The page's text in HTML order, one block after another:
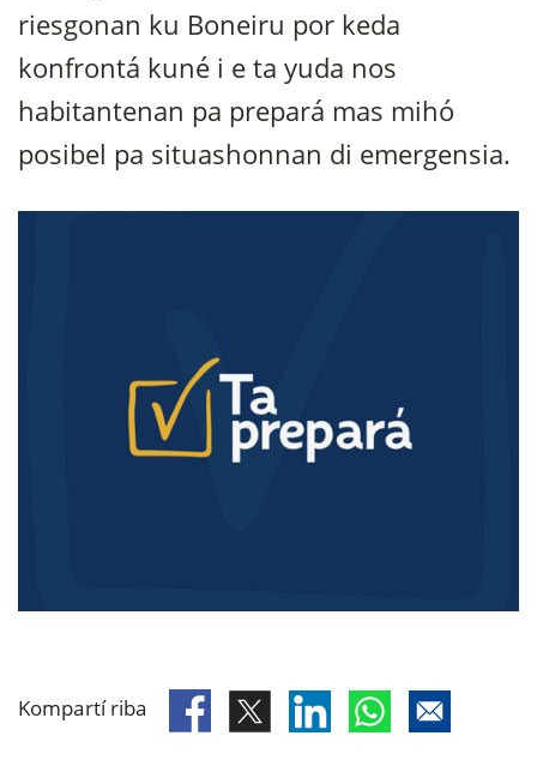
riesgonan ku Boneiru por keda
konfrontá kuné i e ta yuda nos
habitantenan pa prepará mas mihó
posibel pa situashonnan di emergensia.
Kompartí riba